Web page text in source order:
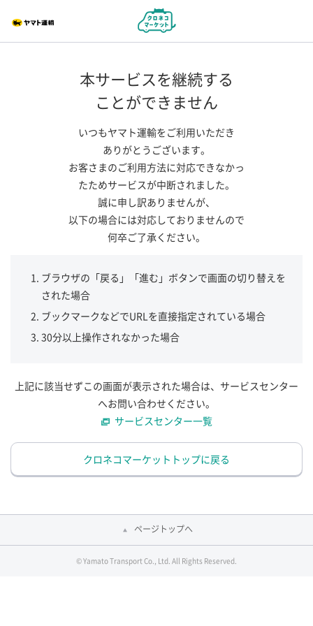
本サービスを継続する
ことができません
いつもヤマト運輸をご利用いただき
ありがとうございます。
お客さまのご利用方法に対応できなかっ
たためサービスが中断されました。
誠に申し訳ありませんが、
以下の場合には対応しておりませんので
何卒ご了承ください。
ブラウザの「戻る」「進む」ボタンで画面の切り替えを
された場合
ブックマークなどでURLを直接指定されている場合
30分以上操作されなかった場合
上記に該当せずこの画面が表示された場合は、サービスセンター
へお問い合わせください。
サービスセンター一覧
クロネコマーケットトップに戻る
ページトップへ
© Yamato Transport Co., Ltd. All Rights Reserved.